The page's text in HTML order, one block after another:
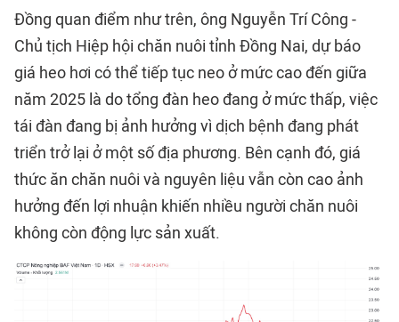
Đồng quan điểm như trên, ông Nguyễn Trí Công -
Chủ tịch Hiệp hội chăn nuôi tỉnh Đồng Nai, dự báo
giá heo hơi có thể tiếp tục neo ở mức cao đến giữa
năm 2025 là do tổng đàn heo đang ở mức thấp, việc
tái đàn đang bị ảnh hưởng vì dịch bệnh đang phát
triển trở lại ở một số địa phương. Bên cạnh đó, giá
thức ăn chăn nuôi và nguyên liệu vẫn còn cao ảnh
hưởng đến lợi nhuận khiến nhiều người chăn nuôi
không còn động lực sản xuất.